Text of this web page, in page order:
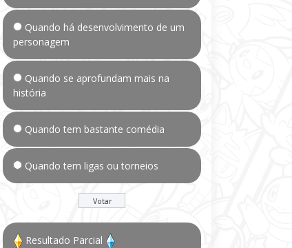
Quando há desenvolvimento de um
personagem
Quando se aprofundam mais na
história
Quando tem bastante comédia
Quando tem ligas ou torneios
Resultado Parcial